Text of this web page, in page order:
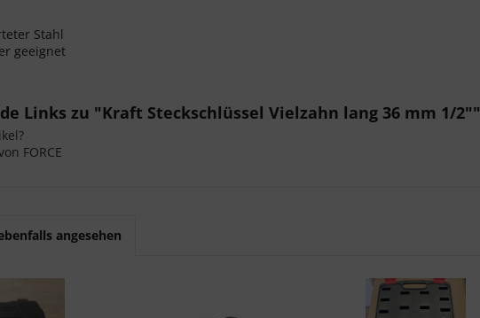
Stahl
geeignet
Links zu "Kraft Steckschlüssel Vielzahn lang 36 mm 1/2""
FORCE
angesehen